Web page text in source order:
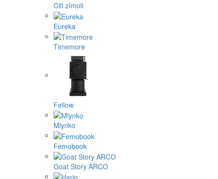
Citi zīmoli
Eureka
Timemore
Fellow
Mlynko
Femobook
Goat Story ARCO